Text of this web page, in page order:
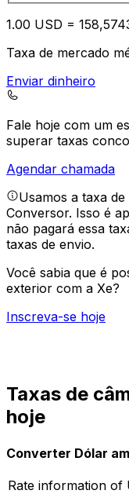
1.00 USD = 15
Taxa de mercado
Enviar dinheiro
Fale hoje com um
superar taxas
Agendar chamada
Usamos a taxa
Conversor. Isso é
não pagará essa
taxas de envio.
Você sabia que é
exterior com a Xe?
Inscreva-se hoje
Taxas de
hoje
Converter Dólar
Rate information